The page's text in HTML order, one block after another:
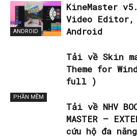
ANDROID
KineMaster
Video Editor,
Android
PHẦN MỀM
Tải về Skin
Theme for
full )
Tải về NHV
MASTER –
cứu hộ đa năng